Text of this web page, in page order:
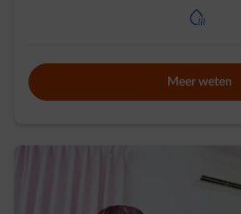
element-heating-water
Meer weten